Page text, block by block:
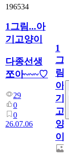
196534
1그림...아
기고양이
다종선생
쪼아~~~♡
29
0
0
26.07.06
1
그
림...
아
기
고
양
이